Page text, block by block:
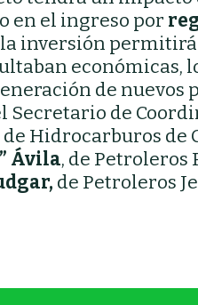
en el ingreso por
inversión
económicas,
de nuevos
de
Hidrocarburos de
Ávila, de Petroleros
de Petroleros